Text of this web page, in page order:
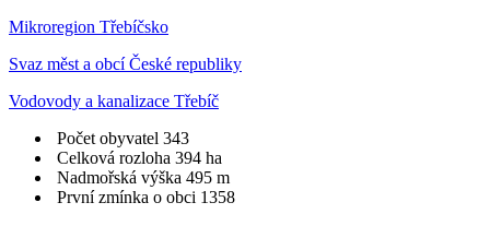
Mikroregion Třebíčsko
Svaz měst a obcí České republiky
Vodovody a kanalizace Třebíč
Počet obyvatel 343
Celková rozloha 394 ha
Nadmořská výška 495 m
První zmínka o obci 1358